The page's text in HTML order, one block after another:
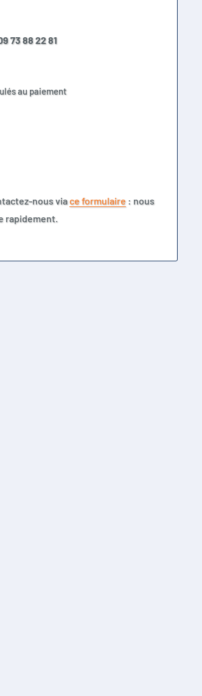
73 88 22 81
au paiement
nous viace formulaire : nous
rapidement.